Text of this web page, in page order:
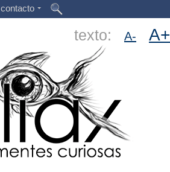
contacto
texto: A- A+